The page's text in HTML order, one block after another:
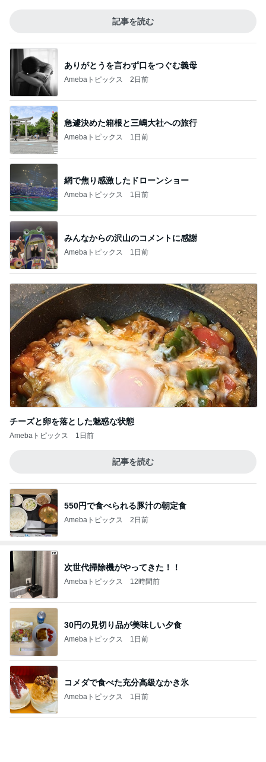
記事を読む
ありがとうを言わず口をつぐむ義母
Amebaトピックス 2日前
急遽決めた箱根と三嶋大社への旅行
Amebaトピックス 1日前
網で焦り感激したドローンショー
Amebaトピックス 1日前
みんなからの沢山のコメントに感謝
Amebaトピックス 1日前
チーズと卵を落とした魅惑な状態
Amebaトピックス 1日前
記事を読む
550円で食べられる豚汁の朝定食
Amebaトピックス 2日前
次世代掃除機がやってきた！！
Amebaトピックス 12時間前
30円の見切り品が美味しい夕食
Amebaトピックス 1日前
コメダで食べた充分高級なかき氷
Amebaトピックス 1日前